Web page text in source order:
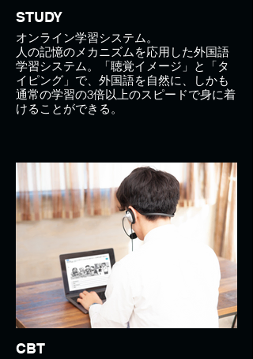
STUDY
オンライン学習システム。
人の記憶のメカニズムを応用した外国語
学習システム。「聴覚イメージ」と「タ
イピング」で、外国語を自然に、しかも
通常の学習の3倍以上のスピードで身に着
けることができる。
CBT